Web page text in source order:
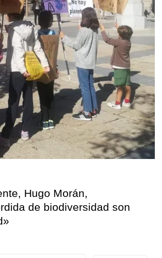
Hugo Morán,
de biodiversidad son